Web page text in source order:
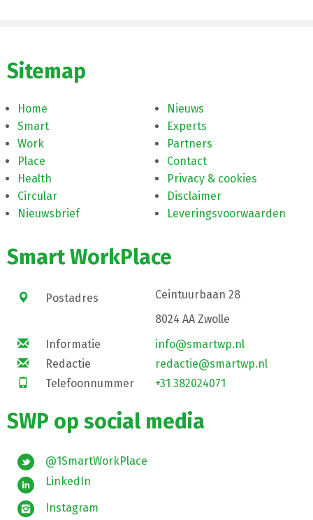
Sitemap
Home
Smart
Work
Place
Health
Circular
Nieuwsbrief
Nieuws
Experts
Partners
Contact
Privacy & cookies
Disclaimer
Leveringsvoorwaarden
Smart WorkPlace
Postadres
Ceintuurbaan 28
8024 AA Zwolle
Informatie
info@smartwp.nl
Redactie
redactie@smartwp.nl
Telefoonnummer
+31 382024071
SWP op social media
@1SmartWorkPlace
LinkedIn
Instagram